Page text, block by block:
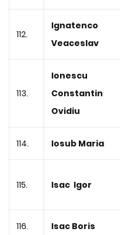
112.
Ignatenco
Veaceslav
113.
Ionescu
Constantin
Ovidiu
114. Iosub Maria
115. Isac Igor
116. Isac Boris